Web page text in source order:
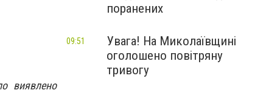
виявлено
поранених
Увага! На Миколаївщині
оголошено повітряну
тривогу
09:51